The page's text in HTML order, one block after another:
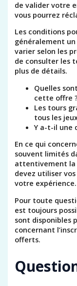
de valider votre
vous pourrez
Les conditions
généralement
varier selon les
de consulter les
plus de détails.
Quelles
cette offre
Les tours
tous les
Y a-t-il une
En ce qui
souvent limités
attentivement la
devez utiliser
votre expérience.
Pour toute
est toujours
sont disponibles
concernant
offerts.